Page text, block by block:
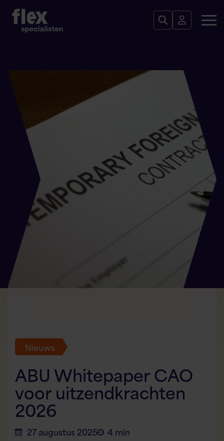
Nieuws
ABU Whitepaper CAO
voor uitzendkrachten
2026
27 augustus 2025 4 min